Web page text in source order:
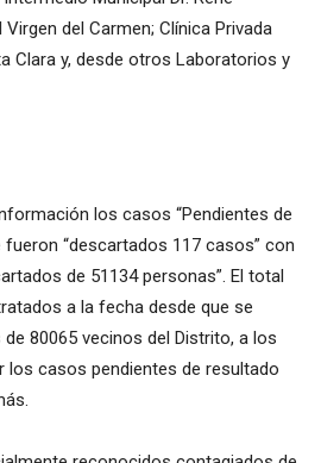
del Carmen; Clínica Privada
Clara y, desde otros Laboratorios y
los casos “Pendientes de
fueron “descartados 117 casos” con
de 51134 personas”. El total
a la fecha desde que se
80065 vecinos del Distrito, a los
los casos pendientes de resultado